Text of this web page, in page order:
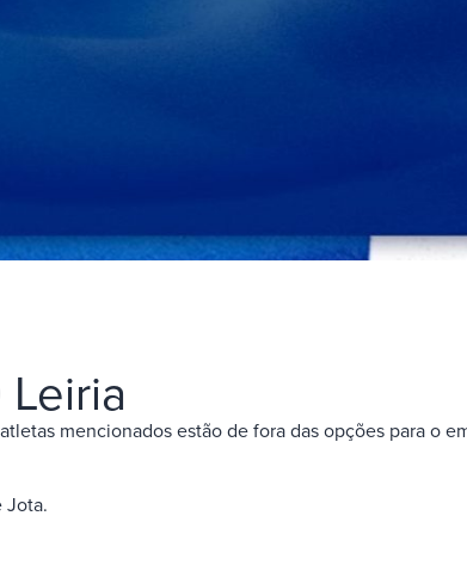
mencionados estão de fora das opções para o
Jota.